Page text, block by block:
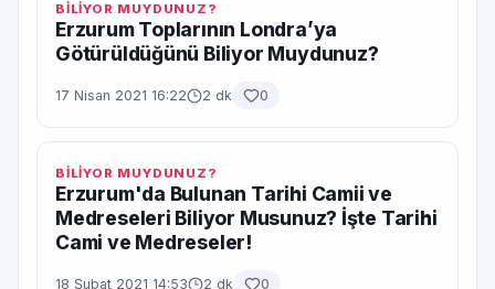
BİLİYOR MUYDUNUZ?
Erzurum Toplarının Londra’ya
Götürüldüğünü Biliyor Muydunuz?
17 Nisan 2021 16:22 2 dk 0
BİLİYOR MUYDUNUZ?
Erzurum'da Bulunan Tarihi Camii ve
Medreseleri Biliyor Musunuz? İşte Tarihi
Cami ve Medreseler!
18 Şubat 2021 14:53 2 dk 0